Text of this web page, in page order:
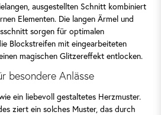
ausgestellten Schnitt kombiniert
Elementen. Die langen Ärmel und
sorgen für optimalen
Blockstreifen mit eingearbeiteten
magischen Glitzereffekt entlocken.
besondere Anlässe
ein liebevoll gestaltetes Herzmuster.
ziert ein solches Muster, das durch